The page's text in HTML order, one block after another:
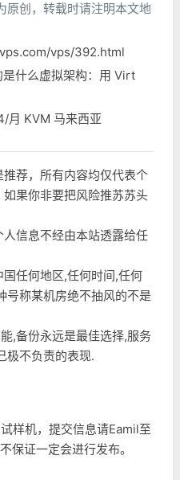
原创，转载时请注明本文地
vps/392.html
什么虚拟架构：用 Virt
月 KVM 马来西亚
荐，所有内容均仅代表个
果你非要把风险推苏苏头
信息不经由本站透露给任
任何地区,任何时间,任何
号称某机房绝不抽风的不是
,备份永远是最佳选择,服务
极不负责的表现.
样机，提交信息请Eamil至
保证一定会进行发布。